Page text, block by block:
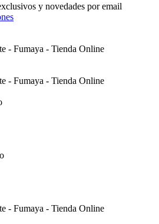
y novedades por email